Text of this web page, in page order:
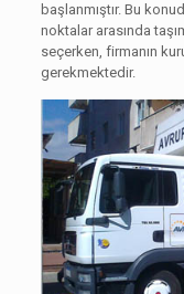
başlanmıştır. Bu
noktalar arasında
seçerken, firmanın
gerekmektedir.